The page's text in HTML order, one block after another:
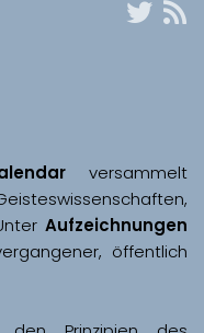
versammelt
Aufzeichnungen
öffentlich